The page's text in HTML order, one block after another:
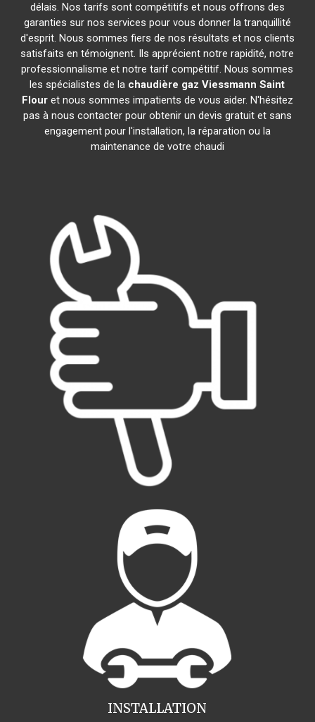
délais. Nos tarifs sont compétitifs et nous offrons des
garanties sur nos services pour vous donner la tranquillité
d'esprit. Nous sommes fiers de nos résultats et nos clients
satisfaits en témoignent. Ils apprécient notre rapidité, notre
professionnalisme et notre tarif compétitif. Nous sommes
les spécialistes de la chaudière gaz Viessmann Saint
Flouret nous sommes impatients de vous aider. N'hésitez
pas à nous contacter pour obtenir un devis gratuit et sans
engagement pour l'installation, la réparation ou la
maintenance de votre chaudi
INSTALLATION